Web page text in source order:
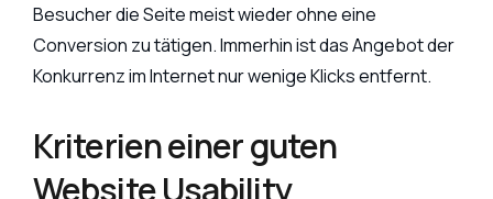
Besucher die Seite meist wieder ohne eine
Conversion zu tätigen. Immerhin ist das Angebot der
Konkurrenz im Internet nur wenige Klicks entfernt.
Kriterien einer guten
Website Usability